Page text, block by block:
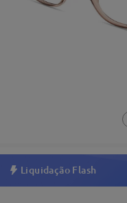
Liquidação Flash